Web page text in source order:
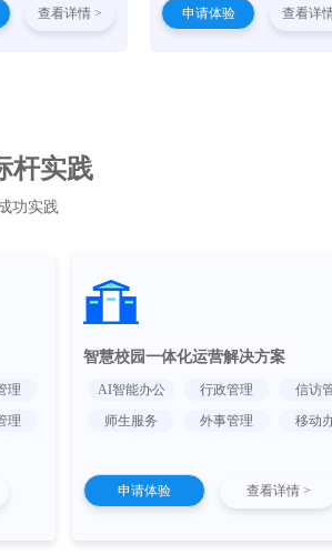
查看详情 > 申请体验 查看详
杆实践
功实践
理
理
智慧校园一体化运营解决方案
AI智能办公 行政管理
信访
师生服务
外事管理 移动
申请体验 查看详情 >